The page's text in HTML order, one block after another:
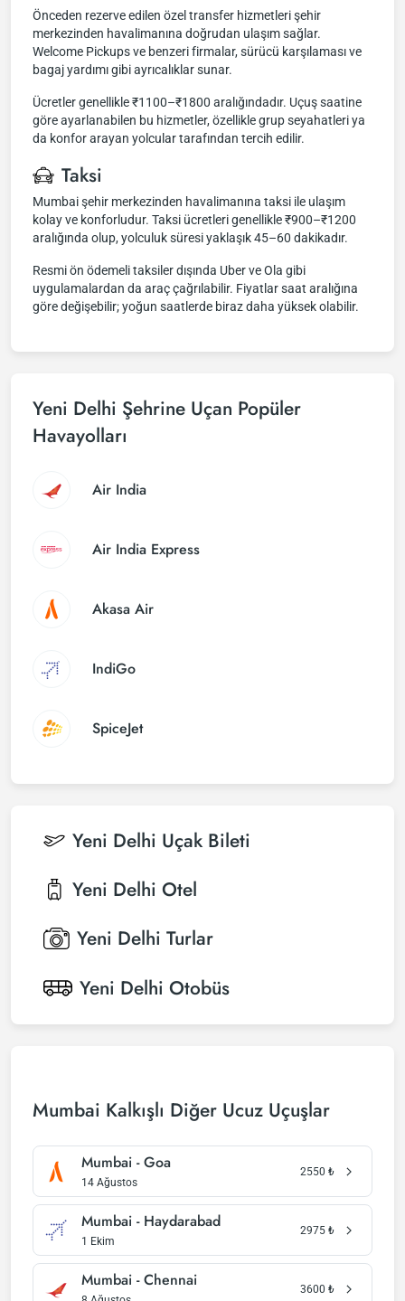
Önceden rezerve edilen özel transfer hizmetleri şehir
merkezinden havalimanına doğrudan ulaşım sağlar.
Welcome Pickups ve benzeri firmalar, sürücü karşılaması ve
bagaj yardımı gibi ayrıcalıklar sunar.
Ücretler genellikle ₹1100–₹1800 aralığındadır. Uçuş saatine
göre ayarlanabilen bu hizmetler, özellikle grup seyahatleri ya
da konfor arayan yolcular tarafından tercih edilir.
Taksi
Mumbai şehir merkezinden havalimanına taksi ile ulaşım
kolay ve konforludur. Taksi ücretleri genellikle ₹900–₹1200
aralığında olup, yolculuk süresi yaklaşık 45–60 dakikadır.
Resmi ön ödemeli taksiler dışında Uber ve Ola gibi
uygulamalardan da araç çağrılabilir. Fiyatlar saat aralığına
göre değişebilir; yoğun saatlerde biraz daha yüksek olabilir.
Yeni Delhi Şehrine Uçan Popüler
Havayolları
Air India
Air India Express
Akasa Air
IndiGo
SpiceJet
Yeni Delhi Uçak Bileti
Yeni Delhi Otel
Yeni Delhi Turlar
Yeni Delhi Otobüs
Mumbai Kalkışlı Diğer Ucuz Uçuşlar
Mumbai - Goa
14 Ağustos
2550 ₺
Mumbai - Haydarabad
1 Ekim
2975 ₺
Mumbai - Chennai 3600 ₺